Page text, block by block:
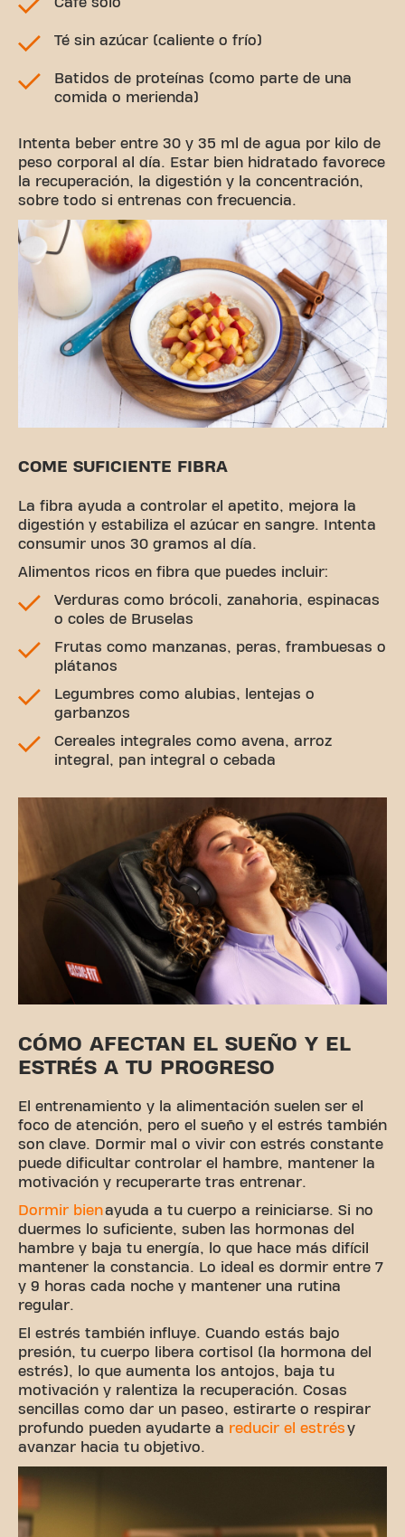
Té sin azúcar (caliente o frío)
Batidos de proteínas (como parte de una
comida o merienda)
Intenta beber entre 30 y 35 ml de agua por kilo de
peso corporal al día. Estar bien hidratado favorece
la recuperación, la digestión y la concentración,
sobre todo si entrenas con frecuencia.
COME SUFICIENTE FIBRA
La fibra ayuda a controlar el apetito, mejora la
digestión y estabiliza el azúcar en sangre. Intenta
consumir unos 30 gramos al día.
Alimentos ricos en fibra que puedes incluir:
Verduras como brócoli, zanahoria, espinacas
o coles de Bruselas
Frutas como manzanas, peras, frambuesas o
plátanos
Legumbres como alubias, lentejas o
garbanzos
Cereales integrales como avena, arroz
integral, pan integral o cebada
CÓMO AFECTAN EL SUEÑO Y EL
ESTRÉS A TU PROGRESO
El entrenamiento y la alimentación suelen ser el
foco de atención, pero el sueño y el estrés también
son clave. Dormir mal o vivir con estrés constante
puede dificultar controlar el hambre, mantener la
motivación y recuperarte tras entrenar.
Dormir bienayuda a tu cuerpo a reiniciarse. Si no
duermes lo suficiente, suben las hormonas del
hambre y baja tu energía, lo que hace más difícil
mantener la constancia. Lo ideal es dormir entre 7
y 9 horas cada noche y mantener una rutina
regular.
El estrés también influye. Cuando estás bajo
presión, tu cuerpo libera cortisol (la hormona del
estrés), lo que aumenta los antojos, baja tu
motivación y ralentiza la recuperación. Cosas
sencillas como dar un paseo, estirarte o respirar
profundo pueden ayudarte a reducir el estrésy
avanzar hacia tu objetivo.